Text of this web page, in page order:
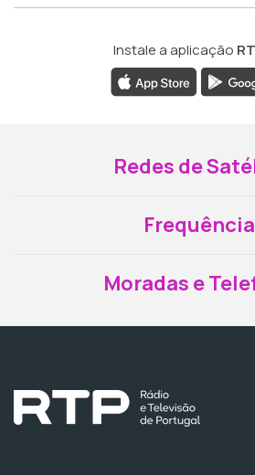
Instale a aplicação
Redes de
Moradas e